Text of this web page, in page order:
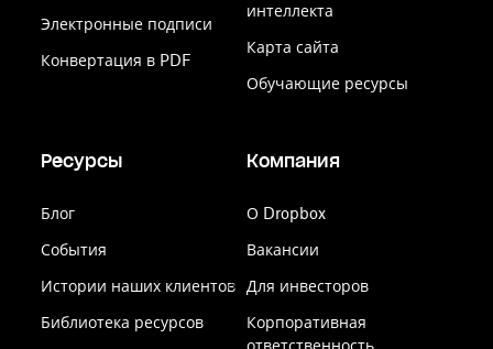
Электронные подписи
Конвертация в PDF
интеллекта
Карта сайта
Обучающие ресурсы
Ресурсы
Блог
События
Истории наших клиентов
Библиотека ресурсов
Компания
О Dropbox
Вакансии
Для инвесторов
Корпоративная
ответственность